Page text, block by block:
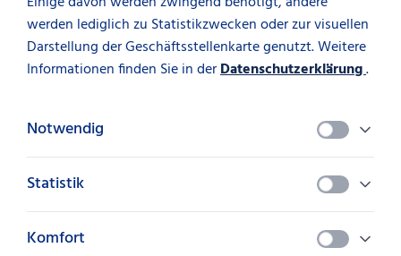
werden lediglich zu Statistikzwecken oder zur visuellen
Darstellung der Geschäftsstellenkarte genutzt. Weitere
Informationen finden Sie in derDatenschutzerklärung.
Notwendig
Statistik
Komfort